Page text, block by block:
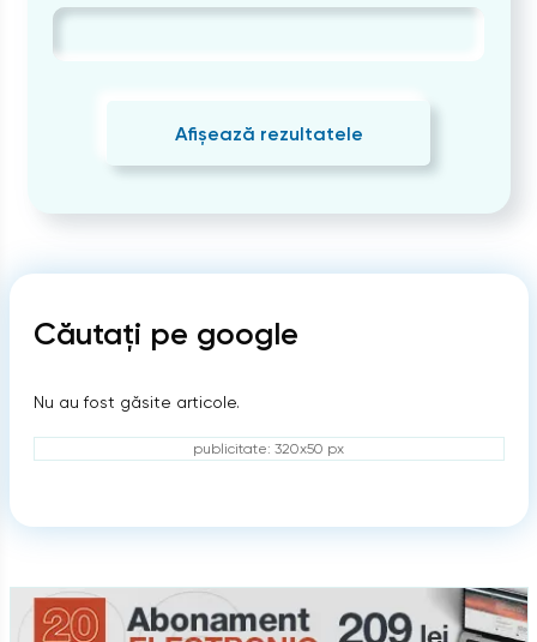
Afișează rezultatele
Căutați pe google
Nu au fost găsite articole.
publicitate: 320x50 px